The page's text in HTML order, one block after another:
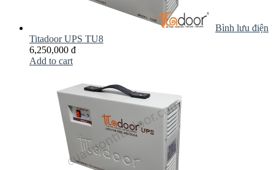
Bình lưu điện
Titadoor UPS TU8
6,250,000 đ
Add to cart